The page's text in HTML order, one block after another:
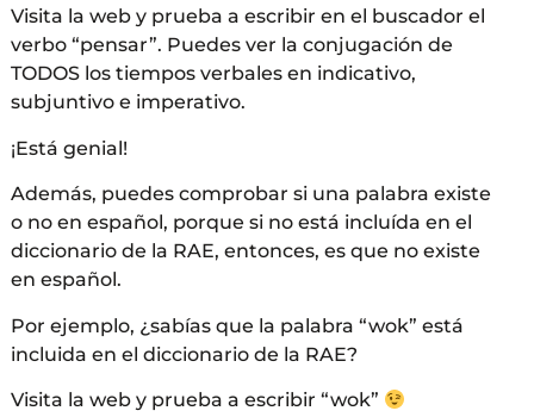
Visita la web y prueba a escribir en el buscador el
verbo “pensar”. Puedes ver la conjugación de
TODOS los tiempos verbales en indicativo,
subjuntivo e imperativo.
¡Está genial!
Además, puedes comprobar si una palabra existe
o no en español, porque si no está incluída en el
diccionario de la RAE, entonces, es que no existe
en español.
Por ejemplo, ¿sabías que la palabra “wok” está
incluida en el diccionario de la RAE?
Visita la web y prueba a escribir “wok”